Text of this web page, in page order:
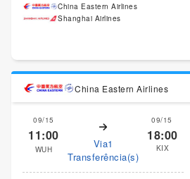
China Eastern Airlines
Shanghai Airlines
China Eastern Airlines
09/15
11:00
WUH
Via1
Transferência(s)
09/15
18:00
KIX